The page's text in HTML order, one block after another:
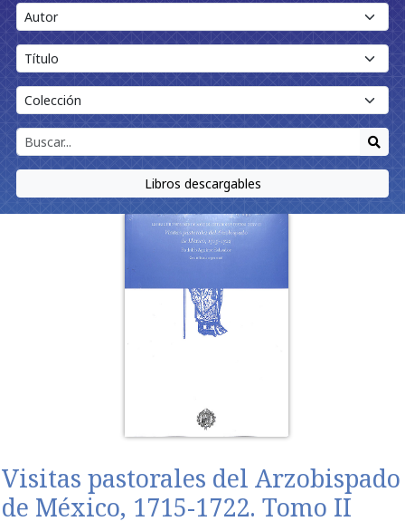
Libros descargables
Visitas pastorales del Arzobispado
de México, 1715-1722. Tomo II